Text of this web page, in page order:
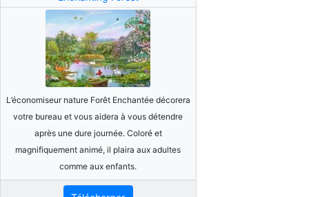
L’économiseur nature Forêt Enchantée décorera
votre bureau et vous aidera à vous détendre
après une dure journée. Coloré et
magnifiquement animé, il plaira aux adultes
comme aux enfants.